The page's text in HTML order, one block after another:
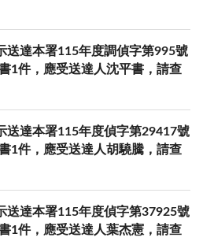
送達本署115年度調偵字第995號
1件，應受送達人沈平書，請查
送達本署115年度偵字第29417號
1件，應受送達人胡驍騰，請查
送達本署115年度偵字第37925號
1件，應受送達人葉杰憲，請查